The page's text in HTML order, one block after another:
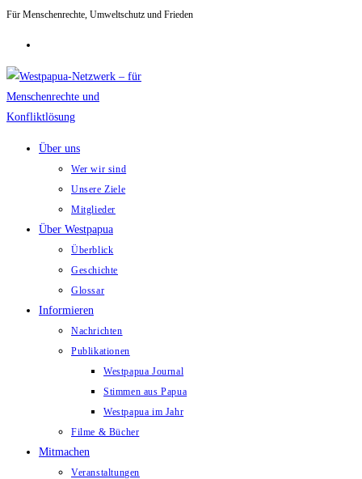
Zum
Für Menschenrechte, Umweltschutz und Frieden
Über uns
Wer wir sind
Unsere Ziele
Mitglieder
Über Westpapua
Überblick
Geschichte
Glossar
Informieren
Nachrichten
Publikationen
Westpapua Journal
Stimmen aus Papua
Westpapua im Jahr
Filme & Bücher
Mitmachen
Veranstaltungen